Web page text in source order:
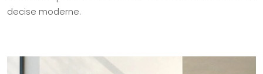
decise moderne.